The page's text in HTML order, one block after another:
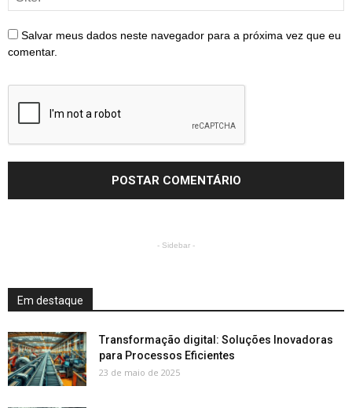
Salvar meus dados neste navegador para a próxima vez que eu
comentar.
- Sidebar -
Em destaque
Transformação digital: Soluções Inovadoras
para Processos Eficientes
23 de maio de 2025